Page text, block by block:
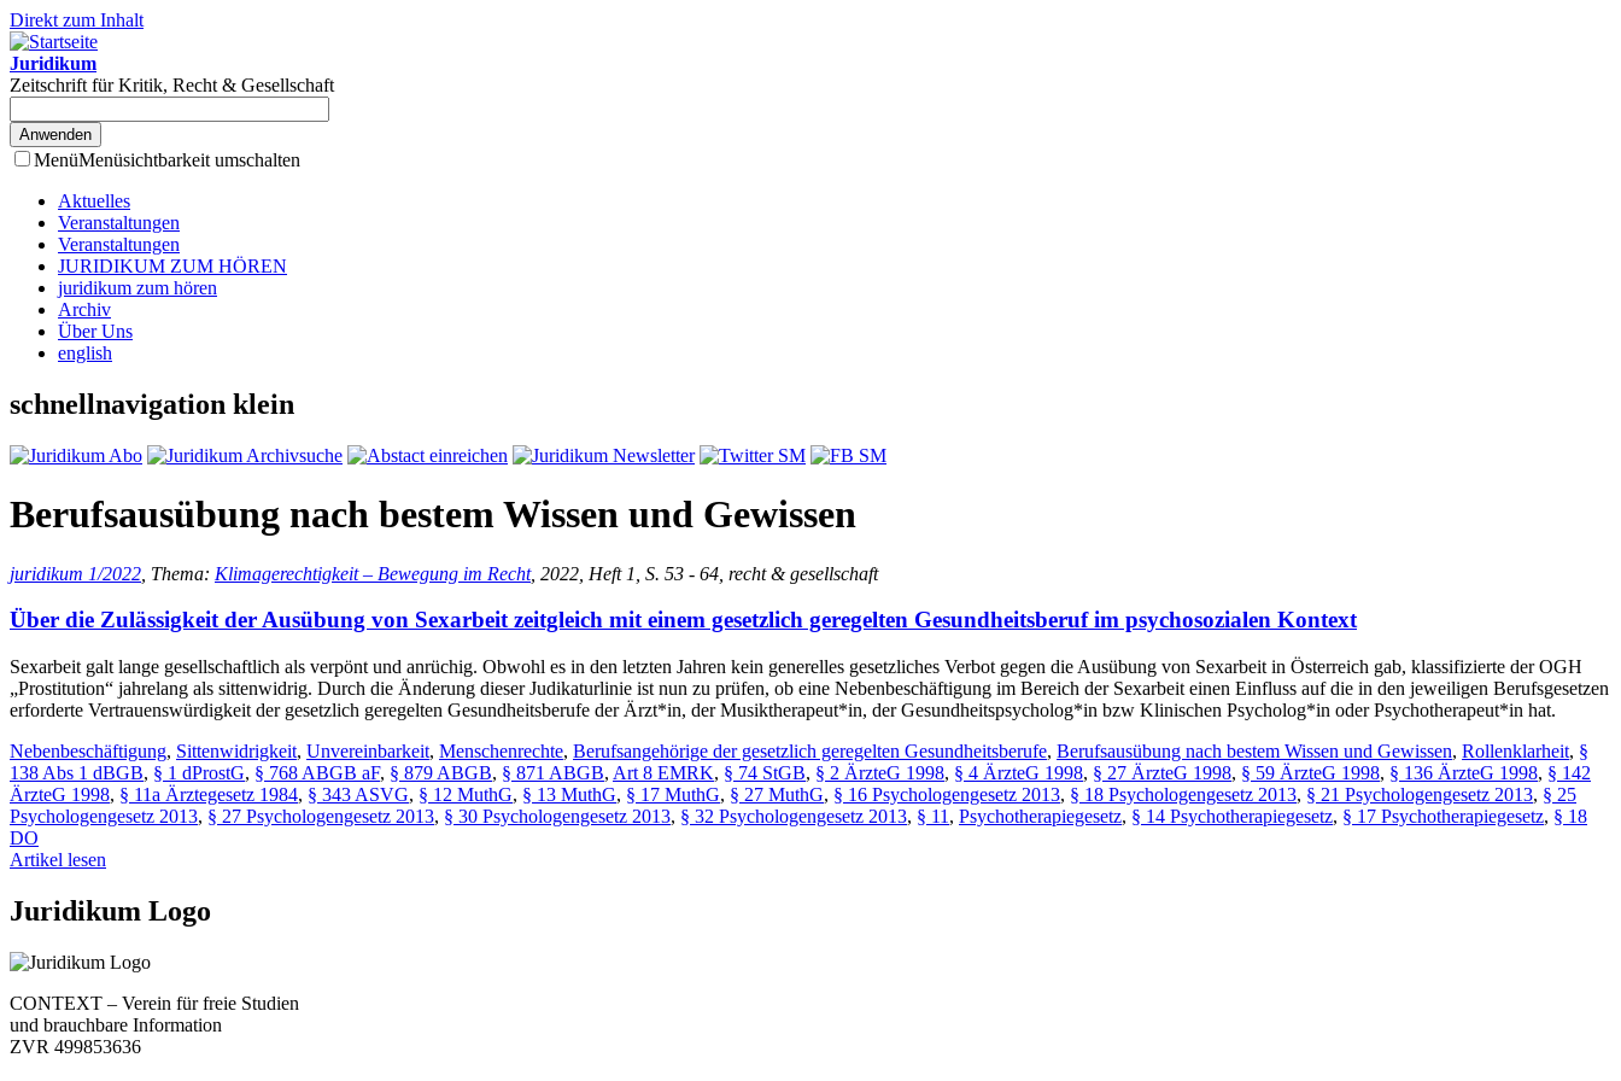
Direkt zum Inhalt
Juridikum
Zeitschrift für Kritik, Recht & Gesellschaft
MenüMenüsichtbarkeit umschalten
Aktuelles
Veranstaltungen
Veranstaltungen
JURIDIKUM ZUM HÖREN
juridikum zum hören
Archiv
Über Uns
english
schnellnavigation klein
Berufsausübung nach bestem Wissen und Gewissen
juridikum 1/2022 , Thema: Klimagerechtigkeit – Bewegung im Recht, 2022, Heft 1, S. 53 - 64, recht & gesellschaft
Über die Zulässigkeit der Ausübung von Sexarbeit zeitgleich mit einem gesetzlich geregelten Gesundheitsberuf im psychosozialen Kontext
Sexarbeit galt lange gesellschaftlich als verpönt und anrüchig. Obwohl es in den letzten Jahren kein generelles gesetzliches Verbot gegen die Ausübung von Sexarbeit in Österreich gab, klassifizierte der OGH
„Prostitution“ jahrelang als sittenwidrig. Durch die Änderung dieser Judikaturlinie ist nun zu prüfen, ob eine Nebenbeschäftigung im Bereich der Sexarbeit einen Einfluss auf die in den jeweiligen Berufsgesetzen
erforderte Vertrauenswürdigkeit der gesetzlich geregelten Gesundheitsberufe der Ärzt*in, der Musiktherapeut*in, der Gesundheitspsycholog*in bzw Klinischen Psycholog*in oder Psychotherapeut*in hat.
Nebenbeschäftigung, Sittenwidrigkeit, Unvereinbarkeit, Menschenrechte, Berufsangehörige der gesetzlich geregelten Gesundheitsberufe, Berufsausübung nach bestem Wissen und Gewissen, Rollenklarheit, §
138 Abs 1 dBGB, § 1 dProstG, § 768 ABGB aF, § 879 ABGB, § 871 ABGB, Art 8 EMRK, § 74 StGB, § 2 ÄrzteG 1998, § 4 ÄrzteG 1998, § 27 ÄrzteG 1998, § 59 ÄrzteG 1998, § 136 ÄrzteG 1998, § 142
ÄrzteG 1998, § 11a Ärztegesetz 1984, § 343 ASVG, § 12 MuthG, § 13 MuthG, § 17 MuthG, § 27 MuthG, § 16 Psychologengesetz 2013, § 18 Psychologengesetz 2013, § 21 Psychologengesetz 2013, § 25
Psychologengesetz 2013, § 27 Psychologengesetz 2013, § 30 Psychologengesetz 2013, § 32 Psychologengesetz 2013, § 11 , Psychotherapiegesetz, § 14 Psychotherapiegesetz, § 17 Psychotherapiegesetz, § 18
DO
Artikel lesen
Juridikum Logo
CONTEXT – Verein für freie Studien
und brauchbare Information
ZVR 499853636